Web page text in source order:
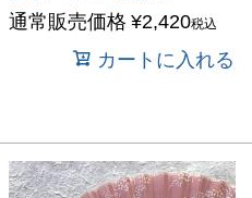
通常販売価格 ¥2,420税込
カートに入れる